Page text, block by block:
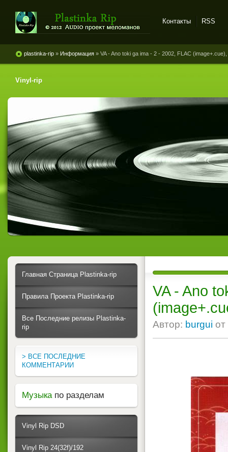
винила и магнитоальбомов
Контакты RSS
plastinka-rip » Информация » VA - Ano toki ga ima - 2 - 2002, FLAC
Vinyl-rip
VA - Ano
Автор: burgui от
Главная Страница Plastinka-rip
Правила Проекта Plastinka-rip
Все Последние релизы Plastinka-
rip
> ВСЕ ПОСЛЕДНИЕ
КОММЕНТАРИИ
Музыка по разделам
Vinyl Rip DSD
Vinyl Rip 24(32f)/192